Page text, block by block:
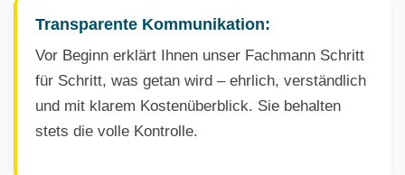
Transparente Kommunikation:
Vor Beginn erklärt Ihnen unser Fachmann Schritt
für Schritt, was getan wird – ehrlich, verständlich
und mit klarem Kostenüberblick. Sie behalten
stets die volle Kontrolle.